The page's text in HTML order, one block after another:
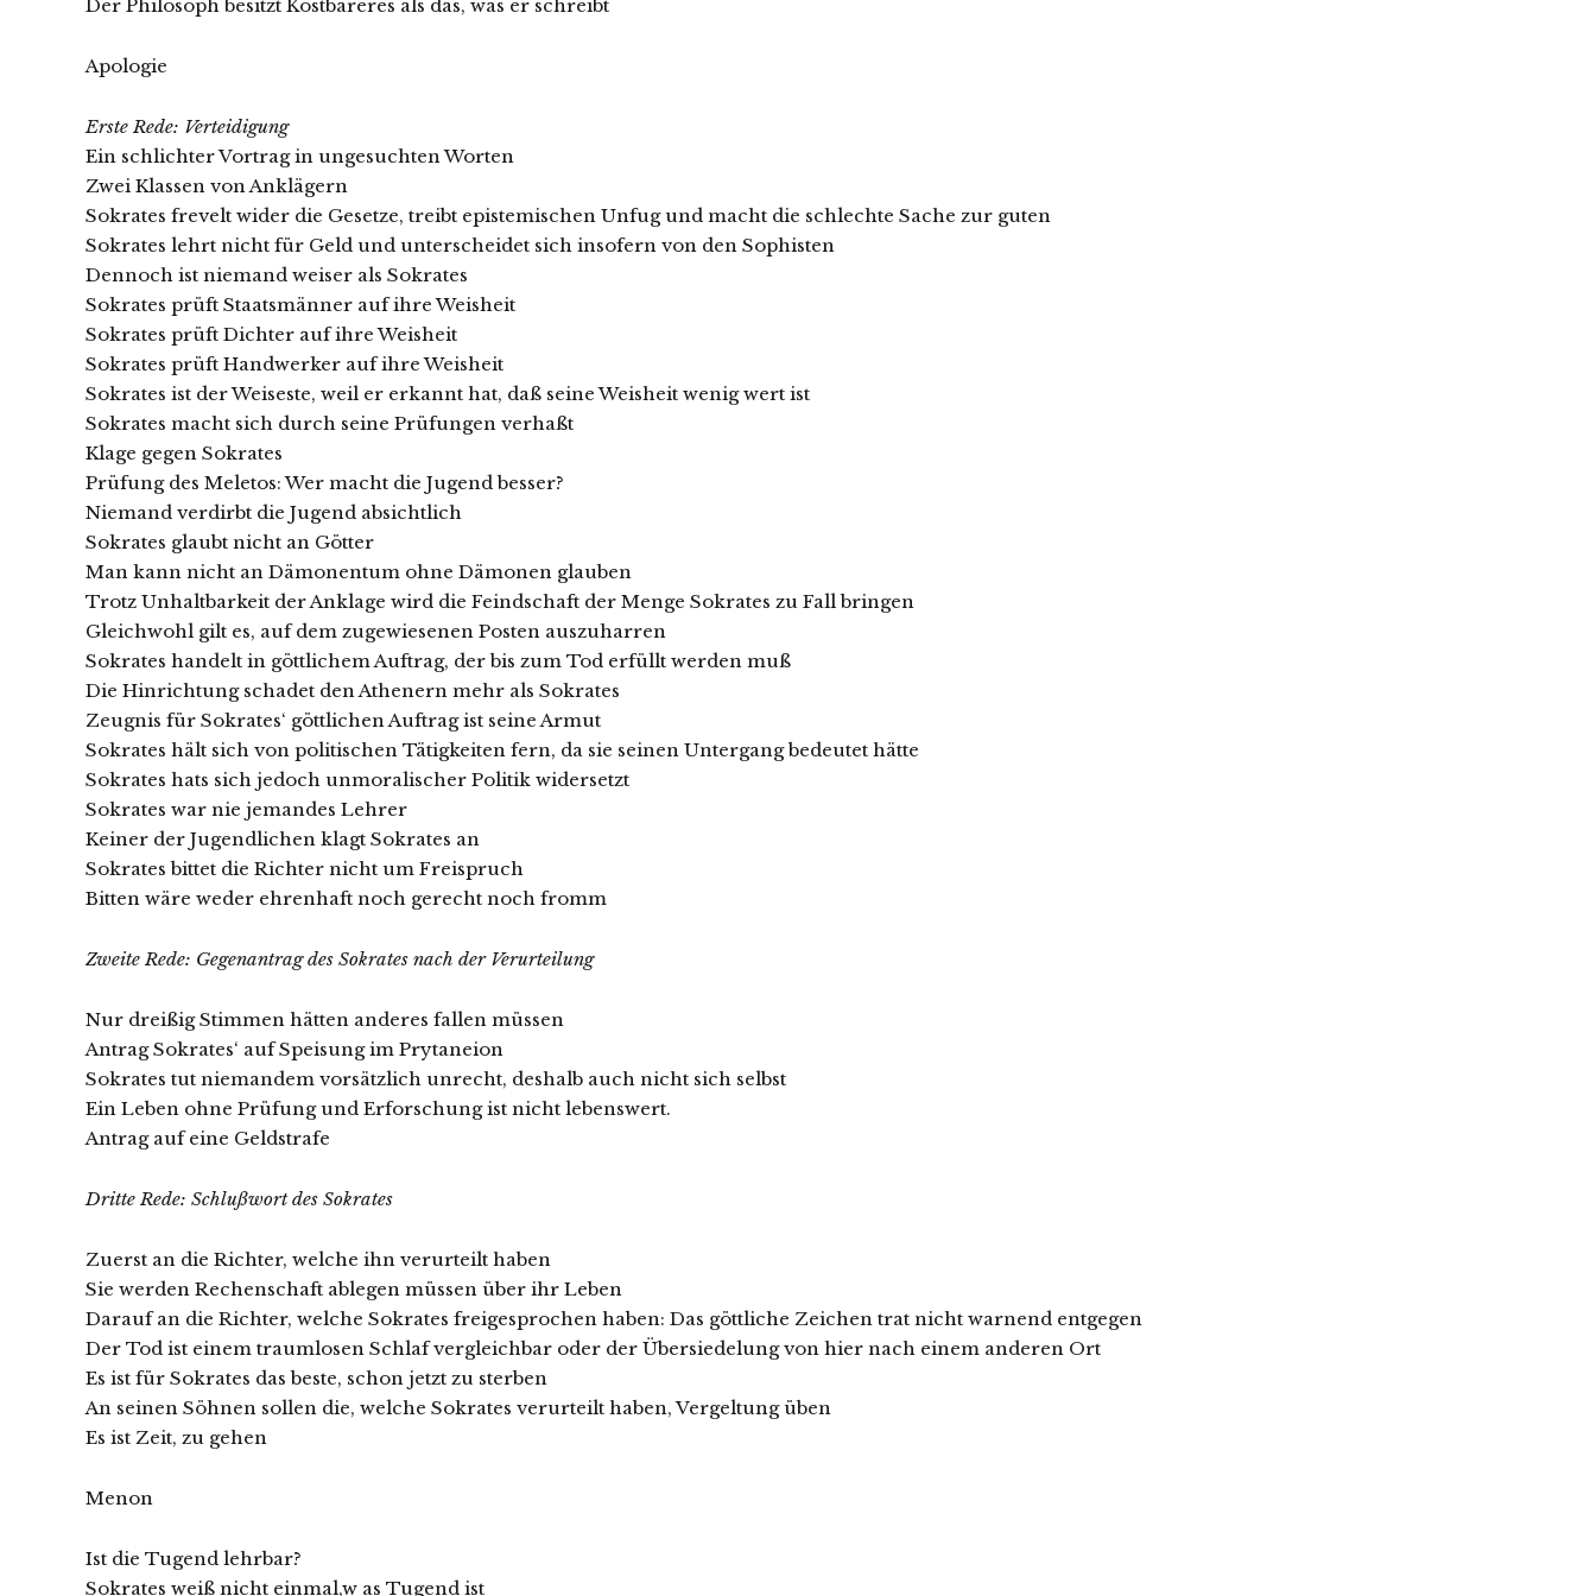
Der Philosoph besitzt Kostbareres als das, was er schreibt
Apologie
Erste Rede: Verteidigung
Ein schlichter Vortrag in ungesuchten Worten
Zwei Klassen von Anklägern
Sokrates frevelt wider die Gesetze, treibt epistemischen Unfug und macht die schlechte Sache zur guten
Sokrates lehrt nicht für Geld und unterscheidet sich insofern von den Sophisten
Dennoch ist niemand weiser als Sokrates
Sokrates prüft Staatsmänner auf ihre Weisheit
Sokrates prüft Dichter auf ihre Weisheit
Sokrates prüft Handwerker auf ihre Weisheit
Sokrates ist der Weiseste, weil er erkannt hat, daß seine Weisheit wenig wert ist
Sokrates macht sich durch seine Prüfungen verhaßt
Klage gegen Sokrates
Prüfung des Meletos: Wer macht die Jugend besser?
Niemand verdirbt die Jugend absichtlich
Sokrates glaubt nicht an Götter
Man kann nicht an Dämonentum ohne Dämonen glauben
Trotz Unhaltbarkeit der Anklage wird die Feindschaft der Menge Sokrates zu Fall bringen
Gleichwohl gilt es, auf dem zugewiesenen Posten auszuharren
Sokrates handelt in göttlichem Auftrag, der bis zum Tod erfüllt werden muß
Die Hinrichtung schadet den Athenern mehr als Sokrates
Zeugnis für Sokrates‘ göttlichen Auftrag ist seine Armut
Sokrates hält sich von politischen Tätigkeiten fern, da sie seinen Untergang bedeutet hätte
Sokrates hats sich jedoch unmoralischer Politik widersetzt
Sokrates war nie jemandes Lehrer
Keiner der Jugendlichen klagt Sokrates an
Sokrates bittet die Richter nicht um Freispruch
Bitten wäre weder ehrenhaft noch gerecht noch fromm
Zweite Rede: Gegenantrag des Sokrates nach der Verurteilung
Nur dreißig Stimmen hätten anderes fallen müssen
Antrag Sokrates‘ auf Speisung im Prytaneion
Sokrates tut niemandem vorsätzlich unrecht, deshalb auch nicht sich selbst
Ein Leben ohne Prüfung und Erforschung ist nicht lebenswert.
Antrag auf eine Geldstrafe
Dritte Rede: Schlußwort des Sokrates
Zuerst an die Richter, welche ihn verurteilt haben
Sie werden Rechenschaft ablegen müssen über ihr Leben
Darauf an die Richter, welche Sokrates freigesprochen haben: Das göttliche Zeichen trat nicht warnend entgegen
Der Tod ist einem traumlosen Schlaf vergleichbar oder der Übersiedelung von hier nach einem anderen Ort
Es ist für Sokrates das beste, schon jetzt zu sterben
An seinen Söhnen sollen die, welche Sokrates verurteilt haben, Vergeltung üben
Es ist Zeit, zu gehen
Menon
Ist die Tugend lehrbar?
Sokrates weiß nicht einmal,w as Tugend ist